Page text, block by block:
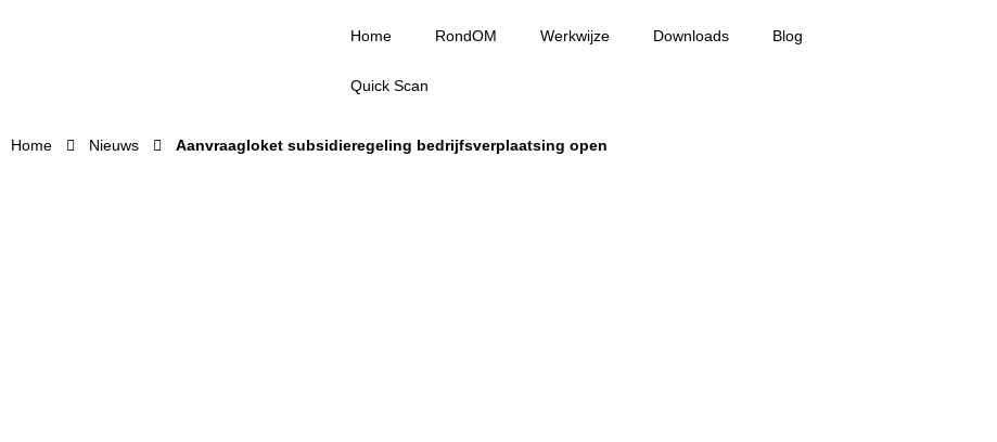
Home RondOM Werkwijze Downloads Blog
Quick Scan
Home Nieuws Aanvraagloket subsidieregeling bedrijfsverplaatsing open